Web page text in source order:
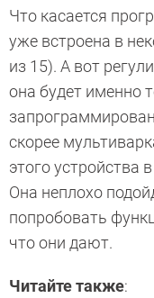
Что касается
уже встроена в
из 15). А вот
она будет именно
скорее
этого устройства
Она неплохо
попробовать
что они дают.
Читайте также: